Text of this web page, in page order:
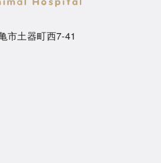
市土器町西7-41